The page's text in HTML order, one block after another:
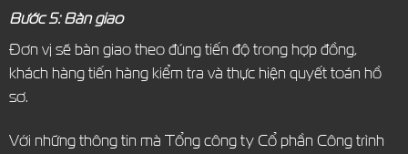
Bước 5: Bàn giao
Đơn vị sẽ bàn giao theo đúng tiến độ trong hợp đồng,
khách hàng tiến hàng kiểm tra và thực hiện quyết toán hồ
sơ.
Với những thông tin mà Tổng công ty Cổ phần Công trình